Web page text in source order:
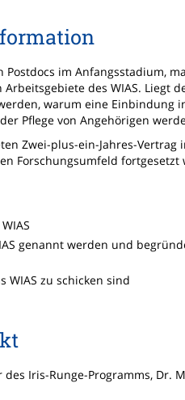
Postdocs im Anfangsstadium,
des WIAS. Liegt
warum eine Einbindung
Pflege von Angehörigen
Zwei-plus-ein-Jahres-
Forschungsumfeld fortgesetzt
genannt werden und
WIAS zu schicken sind
Iris-Runge-Programms, Dr.